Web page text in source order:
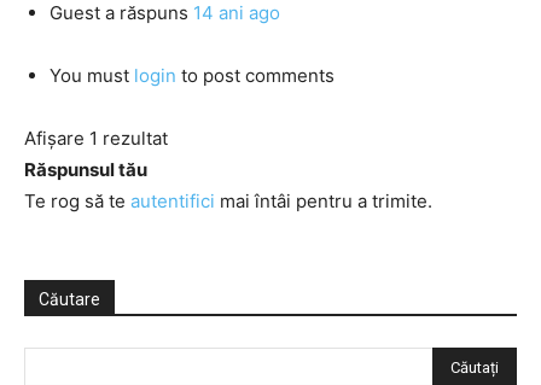
Guest a răspuns 14 ani ago
You must login to post comments
Afișare 1 rezultat
Răspunsul tău
Te rog să te autentifici mai întâi pentru a trimite.
Căutare